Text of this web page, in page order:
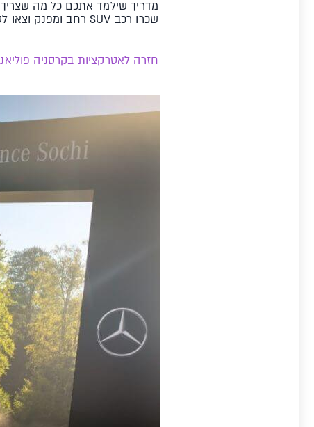
מדריך שילמד אתכם כל מה
שכרו רכב SUV רחב ומפנק וצאו לסקור את הטבע!
חזרה לאטרקציות בקרסניה